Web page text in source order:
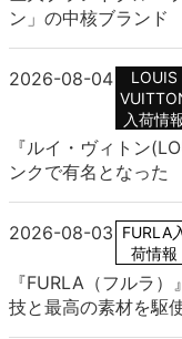
ン」の中核ブランド
2026-08-04
LOUIS
入荷情
『ルイ・ヴィトン
ンクで有名となった
2026-08-03 FURLA
荷情報
『FURLA（フルラ
技と最高の素材を駆